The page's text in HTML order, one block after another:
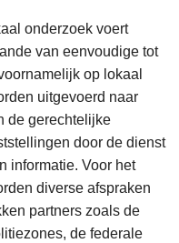
onderzoek voert
van eenvoudige tot
op lokaal
uitgevoerd naar
de gerechtelijke
door de dienst
informatie. Voor het
diverse afspraken
partners zoals de
de federale